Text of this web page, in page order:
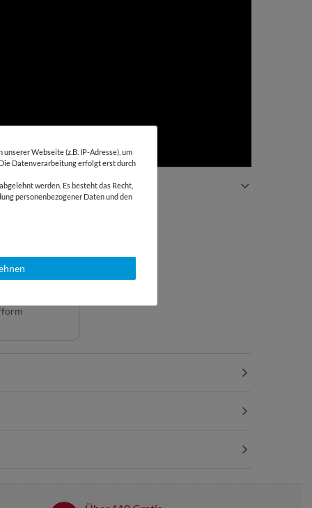
Webseite (z.B. IP-Adresse), um
Datenverarbeitung erfolgt erst durch
werden. Es besteht das Recht,
personenbezogener Daten und den